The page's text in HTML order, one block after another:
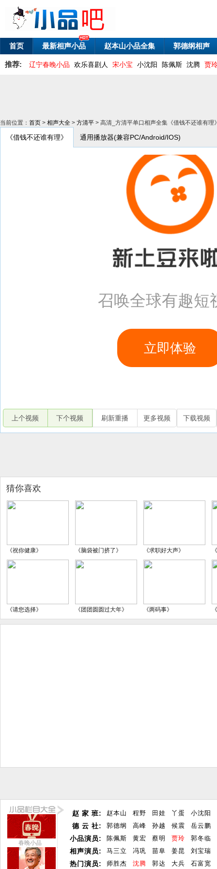
首页 最新相声小品 赵本山小品全集 郭德纲相声
推荐: 辽宁春晚小品 欢乐喜剧人 宋小宝 小沈阳 陈佩斯 沈腾 贾
当前位置： 首页 > 相声大全 > 方清平 > 高清_方清平单口相声全集《借钱不还谁有理
《借钱不还谁有理》 通用播放器(兼容PC/Android/IOS)
上个视频 下个视频 刷新重播 更多视频 下载视频
猜你喜欢
《祝你健康》 《脑袋被门挤了》 《求职好大声》
《请您选择》 《团团圆圆过大年》 《两码事》
春晚小品
赵 家 班:
德 云 社:
小品演员:
相声演员:
热门演员:
赵本山 程野 田娃 丫蛋
小沈阳
郭德纲
高峰 孙越 候震
岳云鹏
陈佩斯
黄宏 蔡明 贾玲
郭冬临
马三立
冯巩 苗阜 姜昆
刘宝瑞
师胜杰
沈腾 郭达 大兵 石富宽